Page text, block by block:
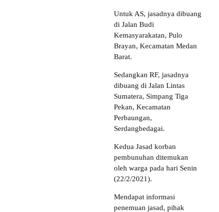
Untuk AS, jasadnya dibuang
di Jalan Budi
Kemasyarakatan, Pulo
Brayan, Kecamatan Medan
Barat.
Sedangkan RF, jasadnya
dibuang di Jalan Lintas
Sumatera, Simpang Tiga
Pekan, Kecamatan
Perbaungan,
Serdangbedagai.
Kedua Jasad korban
pembunuhan ditemukan
oleh warga pada hari Senin
(22/2/2021).
Mendapat informasi
penemuan jasad, pihak